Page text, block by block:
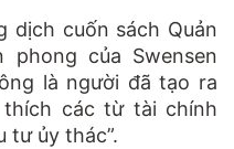
dịch cuốn sách Quản
của Swensen
là người đã tạo ra
các từ tài chính
tư ủy thác”.